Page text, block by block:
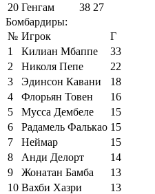
20 Генгам 38 27
Бомбардиры:
№ Игрок
Г
1
Килиан Мбаппе
33
2
Николя Пепе
22
3
Эдинсон Кавани
18
4
Флорьян Товен
16
5
Мусса Дембеле
15
6
Радамель Фалькао 15
7
Неймар
15
8
Анди Делорт
14
9
Жонатан Бамба
13
10 Вахби Хазри
13